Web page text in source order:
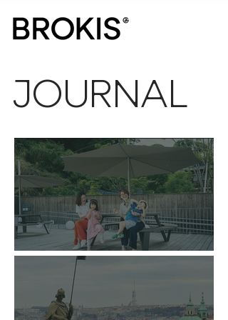
JOURNAL
すずのヨーロッパ出張記